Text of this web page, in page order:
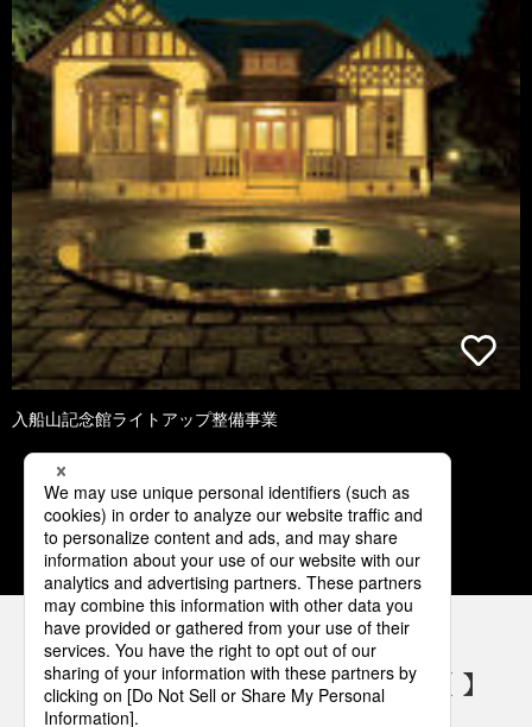
入船山記念館ライトアップ整備事業
1 2
パナソニックの電気設備 SNSアカウント